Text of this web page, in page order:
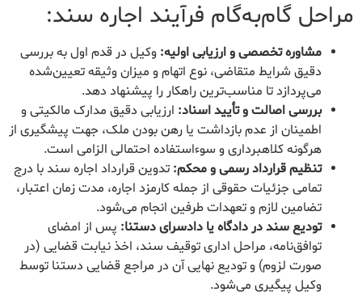
مراحل گام‌به‌گام فرآیند اجاره سند:
مشاوره تخصصی و ارزیابی اولیه: وکیل در قدم اول به بررسی
دقیق شرایط متقاضی، نوع اتهام و میزان وثیقه تعیین‌شده
می‌پردازد تا مناسب‌ترین راهکار را پیشنهاد دهد.
بررسی اصالت و تأیید اسناد: ارزیابی دقیق مدارک مالکیتی و
اطمینان از عدم بازداشت یا رهن بودن ملک، جهت پیشگیری از
هرگونه کلاهبرداری و سوءاستفاده احتمالی الزامی است.
تنظیم قرارداد رسمی و محکم: تدوین قرارداد اجاره سند با درج
تمامی جزئیات حقوقی از جمله کارمزد اجاره، مدت زمان اعتبار،
تضامین لازم و تعهدات طرفین انجام می‌شود.
تودیع سند در دادگاه یا دادسرای دستنا: پس از امضای
توافق‌نامه، مراحل اداری توقیف سند، اخذ نیابت قضایی (در
صورت لزوم) و تودیع نهایی آن در مراجع قضایی دستنا توسط
وکیل پیگیری می‌شود.